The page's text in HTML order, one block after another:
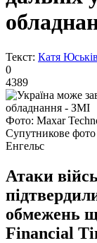
Текст: Катя Юськів
0
4389
Фото: Maxar
Супутникове фото
Енгельс
Атаки
обмежень
Financial